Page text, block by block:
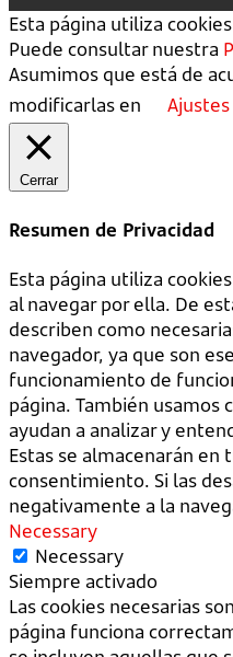
Esta página utiliza
Puede consultar nuestra
Asumimos que está de
modificarlas en
Ajustes
Cerrar
Resumen de Privacidad
Esta página utiliza
al navegar por ella. De
describen como
navegador, ya que son
funcionamiento de
página. También usamos
ayudan a analizar y
Estas se almacenarán en
consentimiento. Si las
negativamente a la
Necessary
Necessary
Siempre activado
Las cookies necesarias
página funciona